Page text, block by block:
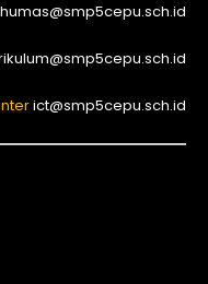
humas@smp5cepu.sch.id
ict@smp5cepu.sch.id